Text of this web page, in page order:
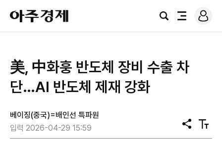
아
주
경
검
전
로
그
美, 中화훙 반도체 장비 수출 차
단…AI 반도체 제재 강화
베이징(중국)=배인선 특파원
입력 2026-04-29 15:59
공
유
텍
스